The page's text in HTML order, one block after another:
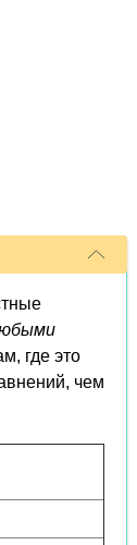
где это
чем